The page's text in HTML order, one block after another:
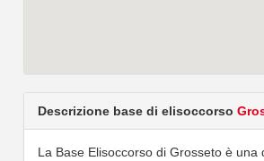
Descrizione base di elisoccorso
La Base Elisoccorso di Grosseto è una